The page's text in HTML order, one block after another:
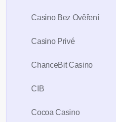
Casino Bez Ověření
Casino Privé
ChanceBit Casino
CIB
Cocoa Casino